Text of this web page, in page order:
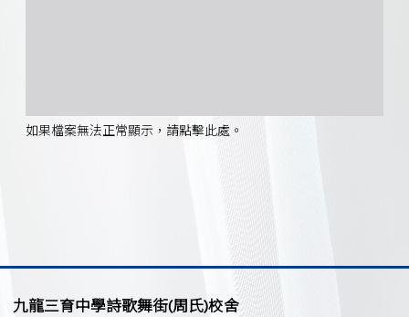
如果檔案無法正常顯示，請點擊此處。
九龍三育中學詩歌舞街(周氏)校舍